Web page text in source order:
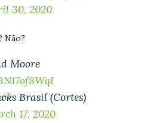
30, 2020
Não?
Moore
Brasil (Cortes)
17, 2020